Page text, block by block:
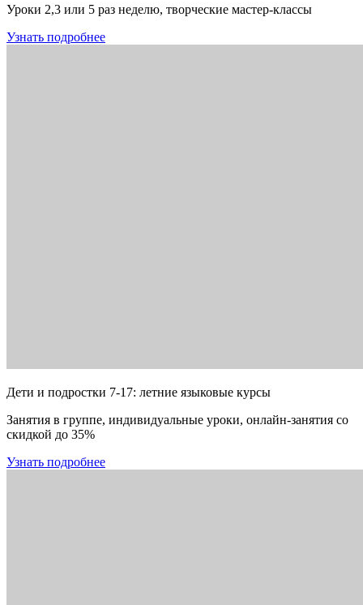
Уроки 2,3 или 5 раз неделю, творческие мастер-классы
Узнать подробнее
Дети и подростки 7-17: летние языковые курсы
Занятия в группе, индивидуальные уроки, онлайн-занятия со
скидкой до 35%
Узнать подробнее